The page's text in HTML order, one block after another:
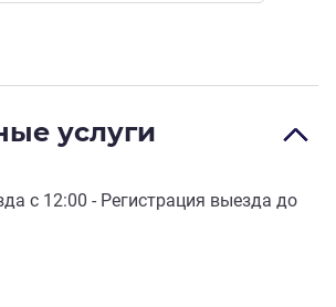
услуги
с 12:00 - Регистрация выезда до